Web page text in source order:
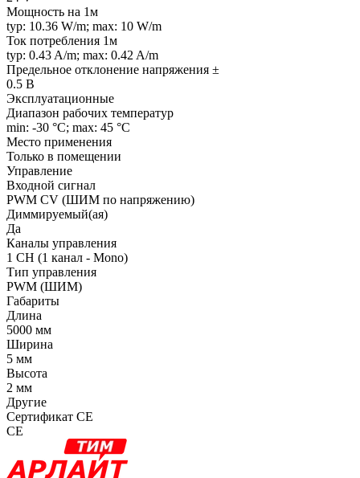
Мощность на 1м
typ: 10.36 W/m; max: 10 W/m
Ток потребления 1м
typ: 0.43 A/m; max: 0.42 A/m
Предельное отклонение напряжения ±
0.5 В
Эксплуатационные
Диапазон рабочих температур
min: -30 °C; max: 45 °C
Место применения
Только в помещении
Управление
Входной сигнал
PWM СV (ШИМ по напряжению)
Диммируемый(ая)
Да
Каналы управления
1 CH (1 канал - Mono)
Тип управления
PWM (ШИМ)
Габариты
Длина
5000 мм
Ширина
5 мм
Высота
2 мм
Другие
Сертификат CE
CE